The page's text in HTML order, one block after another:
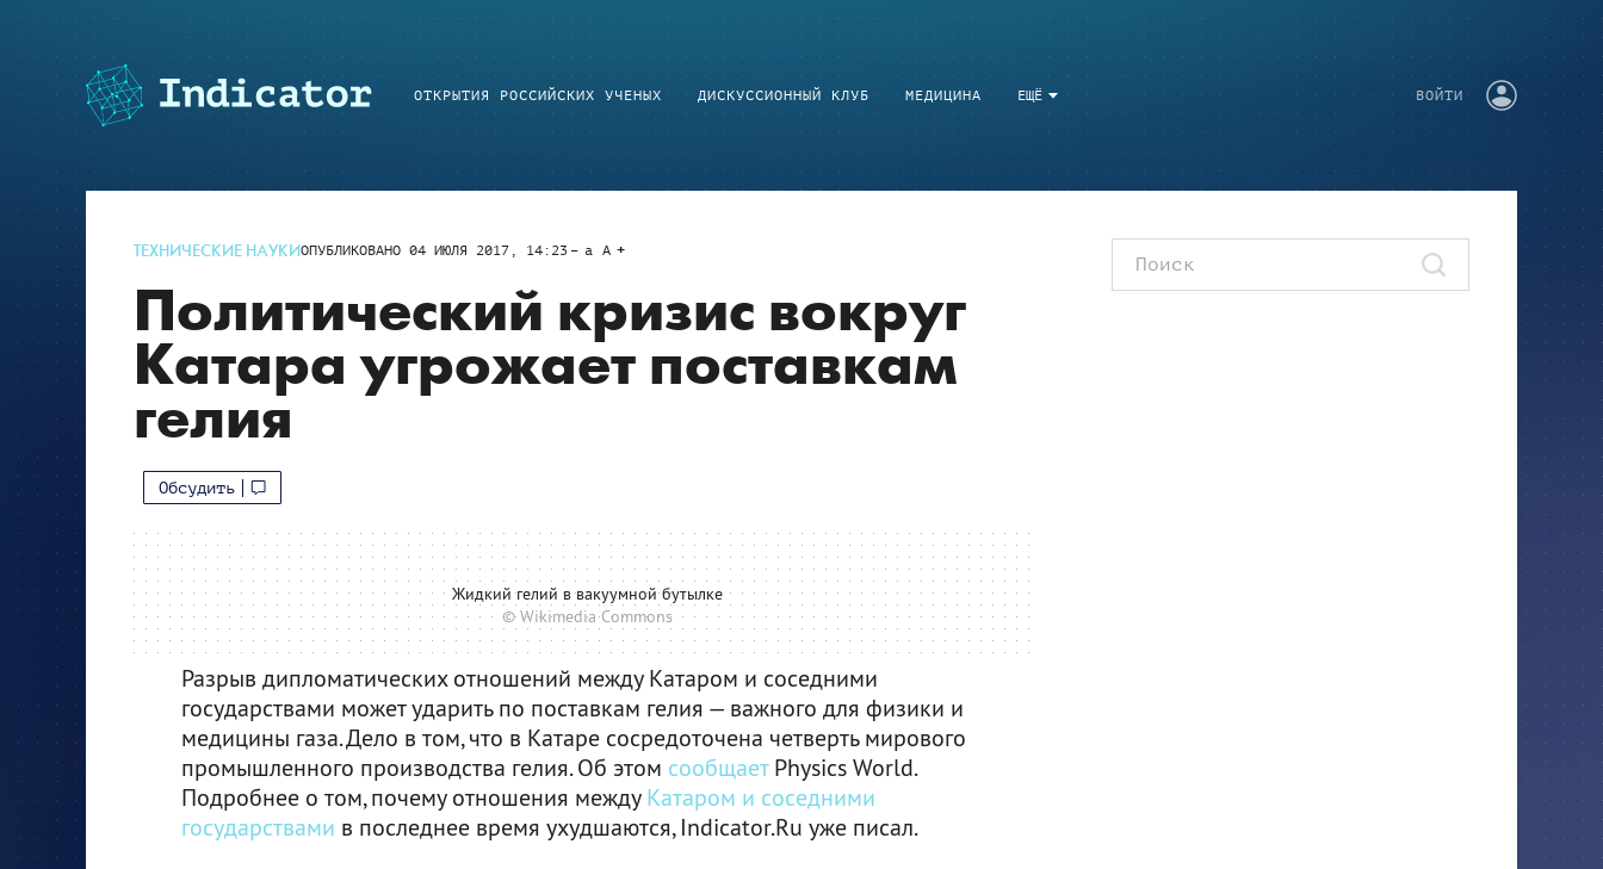
ЕЩЁ
ОТКРЫТИЯ РОССИЙСКИХ УЧЕНЫХ ДИСКУССИОННЫЙ КЛУБ МЕДИЦИНА ВОЙТИ
ТЕХНИЧЕСКИЕ НАУКИОПУБЛИКОВАНО 04 ИЮЛЯ 2017, 14:23 a A
Политический кризис вокруг
Катара угрожает поставкам
гелия
Обсудить
Жидкий гелий в вакуумной бутылке
© Wikimedia Commons
Разрыв дипломатических отношений между Катаром и соседними
государствами может ударить по поставкам гелия — важного для физики и
медицины газа. Дело в том, что в Катаре сосредоточена четверть мирового
промышленного производства гелия. Об этом сообщаетPhysics World.
Подробнее о том, почему отношения между Катаром и соседними
государствами в последнее время ухудшаются, Indicator.Ru уже писал.